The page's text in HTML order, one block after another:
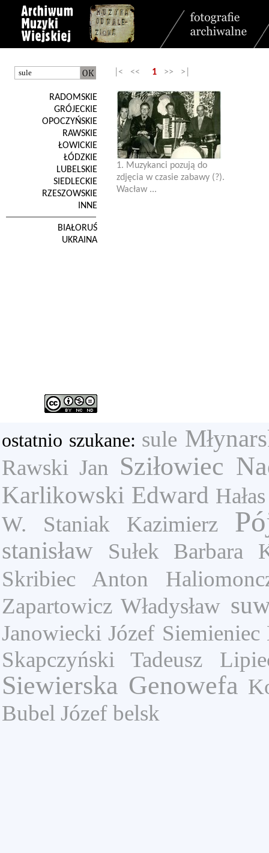
RADOMSKIE
GRÓJECKIE
OPOCZYŃSKIE
RAWSKIE
ŁOWICKIE
ŁÓDZKIE
LUBELSKIE
SIEDLECKIE
RZESZOWSKIE
INNE
BIAŁORUŚ
UKRAINA
|< << 1 >> >|
1. Muzykanci pozują do
zdjęcia w czasie zabawy (?).
Wacław ...
ostatnio szukane: sule
Rawski Jan Sziłowiec
Karlikowski Edward Hałas
W.
Staniak Kazimierz
stanisław Sułek Barbara
Skribiec Anton
Zapartowicz Władysław
Janowiecki Józef Siemieniec
Skapczyński Tadeusz
Siewierska Genowefa
Bubel Józef belsk